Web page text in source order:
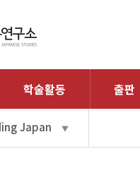
학술활동 출판
Japan ▼